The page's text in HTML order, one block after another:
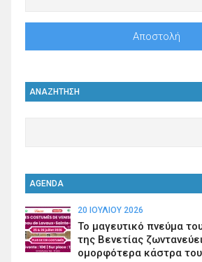
ΑΝΑΖΗΤΗΣΗ
AGENDA
20 ΙΟΥΛΊΟΥ 2026
Το μαγευτικό πνεύμα
της Βενετίας
ομορφότερα κάστρα